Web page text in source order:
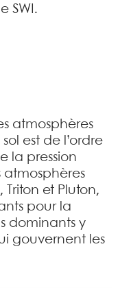
SWI.
atmosphères
est de l’ordre
la pression
atmosphères
et Pluton,
pour la
dominants y
gouvernent les